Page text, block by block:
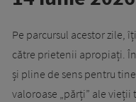
Pe parcursul acestor zile,
către prietenii apropiați.
și pline de sens pentru
valoroase „părți” ale vieții